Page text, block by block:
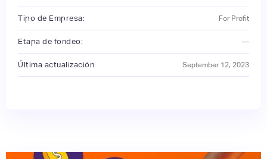
Tipo de Empresa: For Profit
Etapa de fondeo: —
Última actualización: September 12, 2023